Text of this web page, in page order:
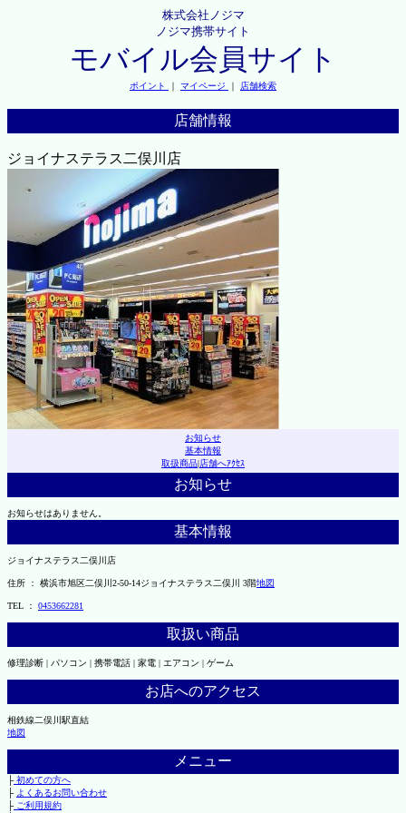
株式会社ノジマ
ノジマ携帯サイト
モバイル会員サイト
ポイント ｜ マイページ ｜ 店舗検索
店舗情報
ジョイナステラス二俣川店
お知らせ
基本情報
取扱商品|店舗へｱｸｾｽ
お知らせ
お知らせはありません。
基本情報
ジョイナステラス二俣川店
住所 ： 横浜市旭区二俣川2-50-14ジョイナステラス二俣川 3階地図
TEL ： 0453662281
取扱い商品
修理診断 | パソコン | 携帯電話 | 家電 | エアコン | ゲーム
お店へのアクセス
相鉄線二俣川駅直結
地図
メニュー
├初めての方へ
├ よくあるお問い合わせ
├ご利用規約